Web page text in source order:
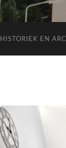
HISTORIEK EN